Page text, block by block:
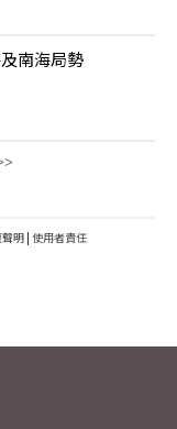
南海局勢
明 | 使用者責任